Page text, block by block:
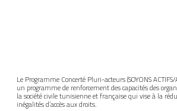
Le Programme Concerté Pluri-acteurs (SOYONS ACTIFS/
un programme de renforcement des capacités des
la société civile tunisienne et française qui vise à la
inégalités d’accès aux droits.